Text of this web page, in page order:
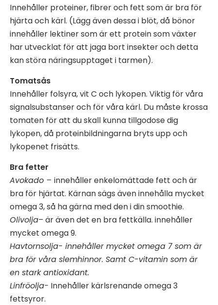
Innehåller proteiner, fibrer och fett som är bra för
hjärta och kärl. (Lägg även dessa i blöt, då bönor
innehåller lektiner som är ett protein som växter
har utvecklat för att jaga bort insekter och detta
kan störa näringsupptaget i tarmen).
Tomatsås
Innehåller folsyra, vit C och lykopen. Viktig för våra
signalsubstanser och för våra kärl. Du måste krossa
tomaten för att du skall kunna tillgodose dig
lykopen, då proteinbildningarna bryts upp och
lykopenet frisätts.
Bra fetter
Avokado – innehåller enkelomättade fett och är
bra för hjärtat. Kärnan sägs även innehålla mycket
omega 3, så ha gärna med den i din smoothie.
Olivolja– är även det en bra fettkälla. innehåller
mycket omega 9.
Havtornsolja- innehåller mycket omega 7 som är
bra för våra slemhinnor. Samt C-vitamin som är
en stark antioxidant.
Linfröolja- Innehåller kärlsrenande omega 3
fettsyror.